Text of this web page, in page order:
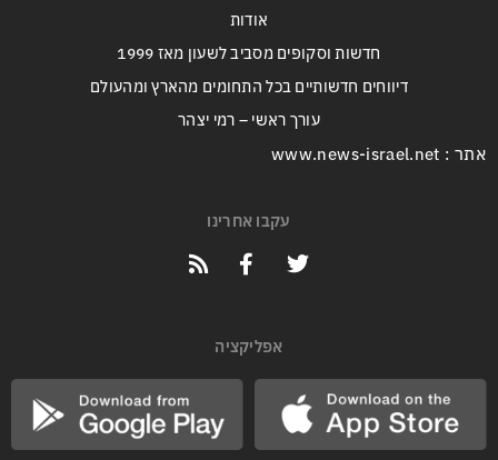
אודות
חדשות וסקופים מסביב לשעון מאז 1999
דיווחים חדשותיים בכל התחומים מהארץ ומהעולם
עורך ראשי – רמי יצהר
אתר : www.news-israel.net
עקבו אחרינו
אפליקציה